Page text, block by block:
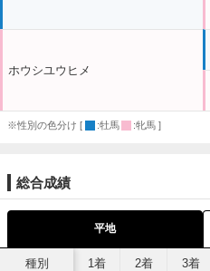
ホウシユウヒメ
※性別の色分け [ :牡馬 :牝馬 ]
総合成績
平地
種別 1着 2着 3着